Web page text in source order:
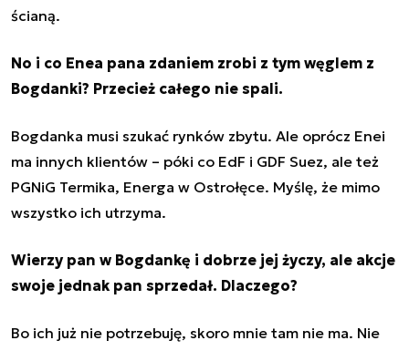
ścianą.
No i co Enea pana zdaniem zrobi z tym węglem z
Bogdanki? Przecież całego nie spali.
Bogdanka musi szukać rynków zbytu. Ale oprócz Enei
ma innych klientów – póki co EdF i GDF Suez, ale też
PGNiG Termika, Energa w Ostrołęce. Myślę, że mimo
wszystko ich utrzyma.
Wierzy pan w Bogdankę i dobrze jej życzy, ale akcje
swoje jednak pan sprzedał. Dlaczego?
Bo ich już nie potrzebuję, skoro mnie tam nie ma. Nie